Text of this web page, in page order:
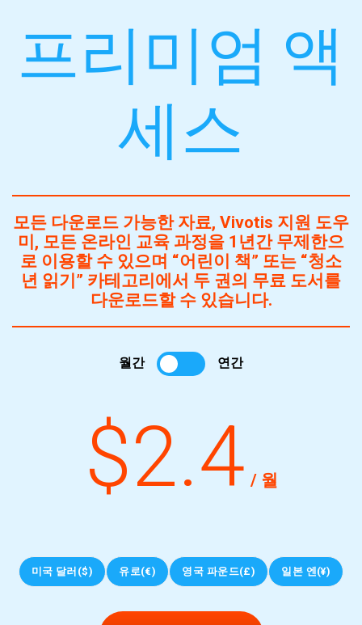
프리미엄 액
세스
모든 다운로드 가능한 자료, Vivotis 지원 도우
미, 모든 온라인 교육 과정을 1년간 무제한으
로 이용할 수 있으며 “어린이 책” 또는 “청소
년 읽기” 카테고리에서 두 권의 무료 도서를
다운로드할 수 있습니다.
월간 연간
$2.4 / 월
미국 달러($) 유로(€) 영국 파운드(£) 일본 엔(¥)